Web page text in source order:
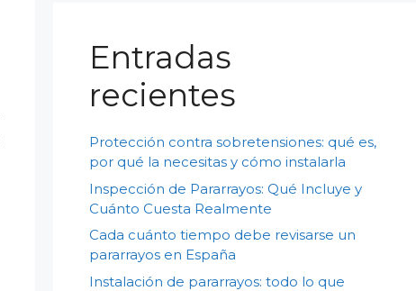
Entradas
recientes
Protección contra sobretensiones: qué es,
por qué la necesitas y cómo instalarla
Inspección de Pararrayos: Qué Incluye y
Cuánto Cuesta Realmente
Cada cuánto tiempo debe revisarse un
pararrayos en España
Instalación de pararrayos: todo lo que